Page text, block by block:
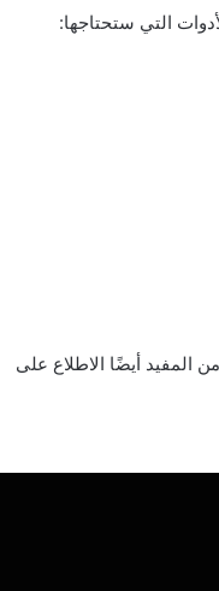
التي ستحتاجها:
المفيد أيضًا الاطلاع على